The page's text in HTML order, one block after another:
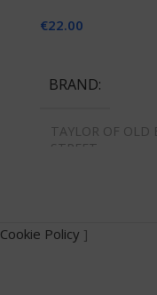
€22.00
BRAND
TAYLOR OF OLD
STREET
Cookie Policy ]